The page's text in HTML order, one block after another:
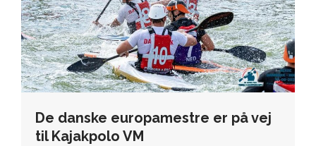
De danske europamestre er på vej
til Kajakpolo VM